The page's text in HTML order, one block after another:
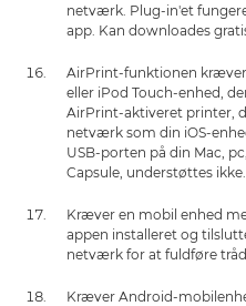
netværk. Plug-in'et
app. Kan downloades
AirPrint-funktionen
eller iPod Touch-enhed,
AirPrint-aktiveret printer,
netværk som din iOS-
USB-porten på din Mac,
Capsule, understøttes ikke.
Kræver en mobil enhed
appen installeret og
netværk for at fuldføre
Kræver Android-